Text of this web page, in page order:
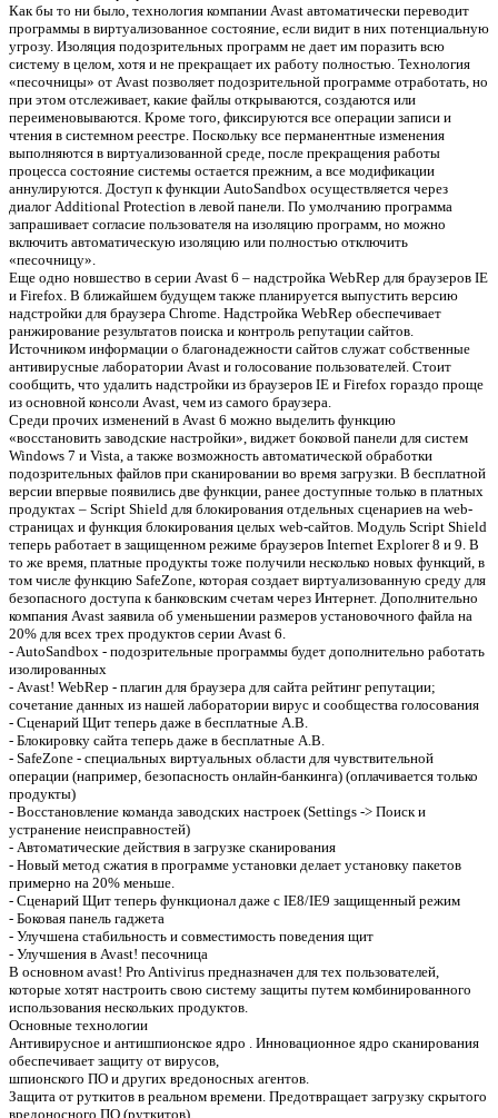
Как бы то ни было, технология компании Avast автоматически переводит
программы в виртуализованное состояние, если видит в них потенциальную
угрозу. Изоляция подозрительных программ не дает им поразить всю
систему в целом, хотя и не прекращает их работу полностью. Технология
«песочницы» от Avast позволяет подозрительной программе отработать, но
при этом отслеживает, какие файлы открываются, создаются или
переименовываются. Кроме того, фиксируются все операции записи и
чтения в системном реестре. Поскольку все перманентные изменения
выполняются в виртуализованной среде, после прекращения работы
процесса состояние системы остается прежним, а все модификации
аннулируются. Доступ к функции AutoSandbox осуществляется через
диалог Additional Protection в левой панели. По умолчанию программа
запрашивает согласие пользователя на изоляцию программ, но можно
включить автоматическую изоляцию или полностью отключить
«песочницу».
Еще одно новшество в серии Avast 6 – надстройка WebRep для браузеров IE
и Firefox. В ближайшем будущем также планируется выпустить версию
надстройки для браузера Chrome. Надстройка WebRep обеспечивает
ранжирование результатов поиска и контроль репутации сайтов.
Источником информации о благонадежности сайтов служат собственные
антивирусные лаборатории Avast и голосование пользователей. Стоит
сообщить, что удалить надстройки из браузеров IE и Firefox гораздо проще
из основной консоли Avast, чем из самого браузера.
Среди прочих изменений в Avast 6 можно выделить функцию
«восстановить заводские настройки», виджет боковой панели для систем
Windows 7 и Vista, а также возможность автоматической обработки
подозрительных файлов при сканировании во время загрузки. В бесплатной
версии впервые появились две функции, ранее доступные только в платных
продуктах – Script Shield для блокирования отдельных сценариев на web-
страницах и функция блокирования целых web-сайтов. Модуль Script Shield
теперь работает в защищенном режиме браузеров Internet Explorer 8 и 9. В
то же время, платные продукты тоже получили несколько новых функций, в
том числе функцию SafeZone, которая создает виртуализованную среду для
безопасного доступа к банковским счетам через Интернет. Дополнительно
компания Avast заявила об уменьшении размеров установочного файла на
20% для всех трех продуктов серии Avast 6.
- AutoSandbox - подозрительные программы будет дополнительно работать
изолированных
- Avast! WebRep - плагин для браузера для сайта рейтинг репутации;
сочетание данных из нашей лаборатории вирус и сообщества голосования
- Сценарий Щит теперь даже в бесплатные А.В.
- Блокировку сайта теперь даже в бесплатные А.В.
- SafeZone - специальных виртуальных области для чувствительной
операции (например, безопасность онлайн-банкинга) (оплачивается только
продукты)
- Восстановление команда заводских настроек (Settings -> Поиск и
устранение неисправностей)
- Автоматические действия в загрузке сканирования
- Новый метод сжатия в программе установки делает установку пакетов
примерно на 20% меньше.
- Сценарий Щит теперь функционал даже с IE8/IE9 защищенный режим
- Боковая панель гаджета
- Улучшена стабильность и совместимость поведения щит
- Улучшения в Avast! песочница
В основном avast! Pro Antivirus предназначен для тех пользователей,
которые хотят настроить свою систему защиты путем комбинированного
использования нескольких продуктов.
Основные технологии
Антивирусное и антишпионское ядро . Инновационное ядро сканирования
обеспечивает защиту от вирусов,
шпионского ПО и других вредоносных агентов.
Защита от руткитов в реальном времени. Предотвращает загрузку скрытого
вредоносного ПО (руткитов),